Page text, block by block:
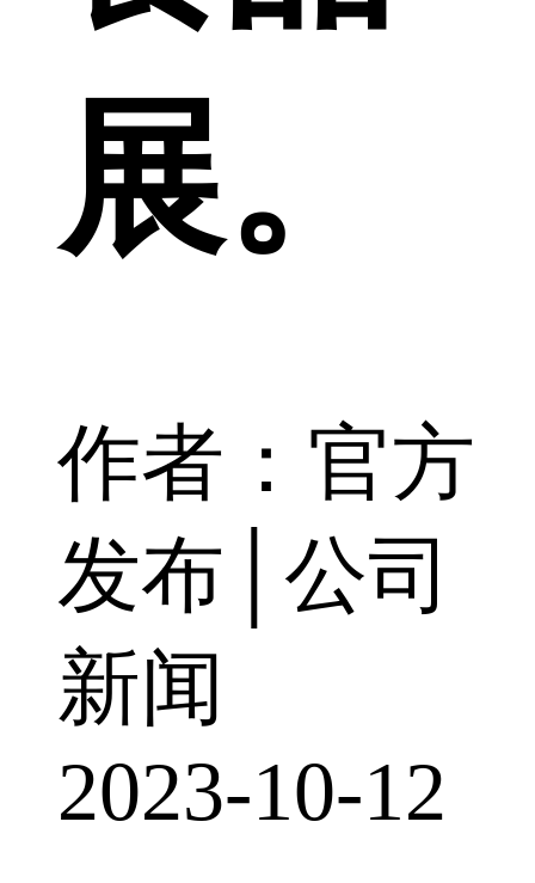
展。
作者：官方
发布│公司
新闻
2023-10-12